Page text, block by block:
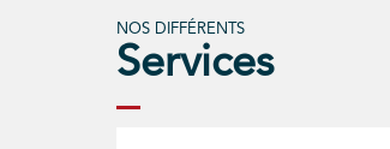
NOS DIFFÉRENTS
Services